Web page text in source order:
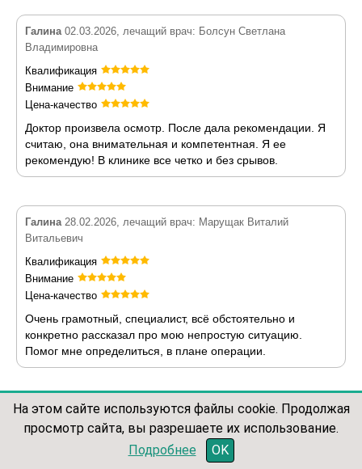
Галина02.03.2026, лечащий врач: Болсун Светлана
Владимировна
Квалификация
Внимание
Цена-качество
Доктор произвела осмотр. После дала рекомендации. Я
считаю, она внимательная и компетентная. Я ее
рекомендую! В клинике все четко и без срывов.
Галина28.02.2026, лечащий врач: Марущак Виталий
Витальевич
Квалификация
Внимание
Цена-качество
Очень грамотный, специалист, всё обстоятельно и
конкретно рассказал про мою непростую ситуацию.
Помог мне определиться, в плане операции.
Ольга28.02.2026, лечащий врач: Соколова Светлана
Вадимовна
записаться по телефону
На этом сайте используются файлы cookie. Продолжая
просмотр сайта, вы разрешаете их использование.
Подробнее
OK